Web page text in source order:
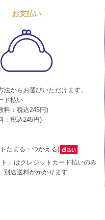
お支払い
法からお選びいただけます。
ド払い
料：税込245円)
：税込245円)
たまる・つかえる)
」はクレジットカード払いのみ
別途送料がかかります